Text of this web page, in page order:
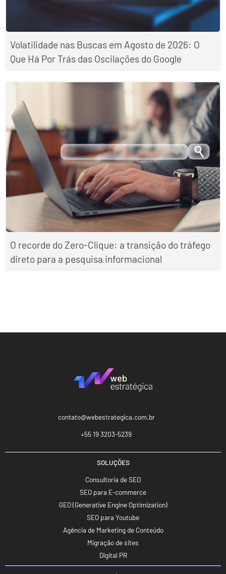
Volatilidade nas Buscas em Agosto de 2026: O
Que Há Por Trás das Oscilações do Google
O recorde do Zero-Clique: a transição do tráfego
direto para a pesquisa informacional
contato@webestrategica.com.br
+55 19 3203-5239
SOLUÇÕES
Consultoria de SEO
SEO para E-commerce
GEO (Generative Engine Optimization)
SEO para Youtube
Agência de Marketing de Conteúdo
Migração de sites
Digital PR